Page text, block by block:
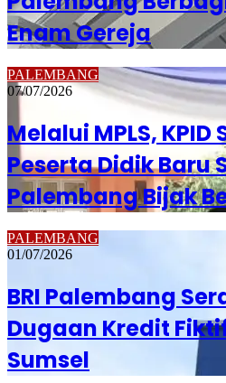
Enam Gereja
PALEMBANG
07/07/2026
Melalui MPLS,
Peserta Didik Baru
Palembang Bijak
PALEMBANG
01/07/2026
BRI Palembang
Dugaan Kredit
Sumsel